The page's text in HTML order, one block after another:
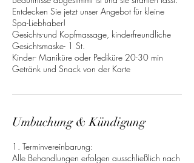
Entdecken Sie jetzt unser Angebot für kleine
Spa-Liebhaber!
Gesichts-und Kopfmassage, kinderfreundliche
Gesichtsmaske- 1 St.
Kinder- Maniküre oder Pediküre 20-30 min
Umbuchung & Kündigung
1. Terminvereinbarung:
Alle Behandlungen erfolgen ausschließlich nach